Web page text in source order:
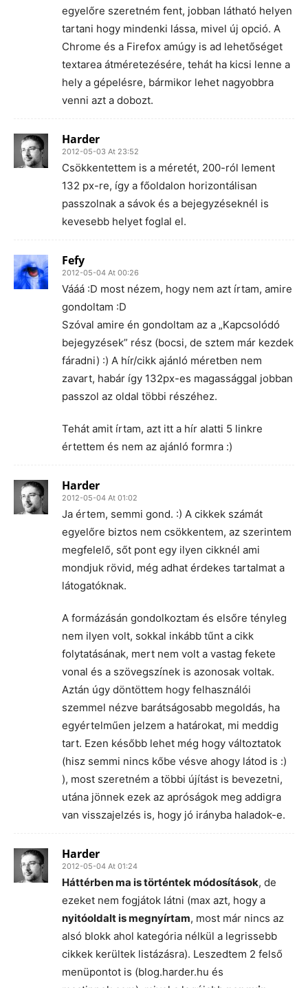
egyelőre szeretném fent, jobban látható helyen
tartani hogy mindenki lássa, mivel új opció. A
Chrome és a Firefox amúgy is ad lehetőséget
textarea átméretezésére, tehát ha kicsi lenne a
hely a gépelésre, bármikor lehet nagyobbra
venni azt a dobozt.
Harder
2012-05-03 At 23:52
Csökkentettem is a méretét, 200-ról lement
132 px-re, így a főoldalon horizontálisan
passzolnak a sávok és a bejegyzéseknél is
kevesebb helyet foglal el.
Fefy
2012-05-04 At 00:26
Vááá :D most nézem, hogy nem azt írtam, amire
gondoltam :D
Szóval amire én gondoltam az a „Kapcsolódó
bejegyzések” rész (bocsi, de sztem már kezdek
fáradni) :) A hír/cikk ajánló méretben nem
zavart, habár így 132px-es magassággal jobban
passzol az oldal többi részéhez.
Tehát amit írtam, azt itt a hír alatti 5 linkre
értettem és nem az ajánló formra :)
Harder
2012-05-04 At 01:02
Ja értem, semmi gond. :) A cikkek számát
egyelőre biztos nem csökkentem, az szerintem
megfelelő, sőt pont egy ilyen cikknél ami
mondjuk rövid, még adhat érdekes tartalmat a
látogatóknak.
A formázásán gondolkoztam és elsőre tényleg
nem ilyen volt, sokkal inkább tűnt a cikk
folytatásának, mert nem volt a vastag fekete
vonal és a szövegszínek is azonosak voltak.
Aztán úgy döntöttem hogy felhasználói
szemmel nézve barátságosabb megoldás, ha
egyértelműen jelzem a határokat, mi meddig
tart. Ezen később lehet még hogy változtatok
(hisz semmi nincs kőbe vésve ahogy látod is :)
), most szeretném a többi újítást is bevezetni,
utána jönnek ezek az apróságok meg addigra
van visszajelzés is, hogy jó irányba haladok-e.
Harder
2012-05-04 At 01:24
Háttérben ma is történtek módosítások, de
ezeket nem fogjátok látni (max azt, hogy a
nyitóoldalt is megnyírtam, most már nincs az
alsó blokk ahol kategória nélkül a legrissebb
cikkek kerültek listázásra). Leszedtem 2 felső
menüpontot is (blog.harder.hu és